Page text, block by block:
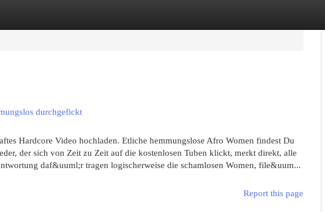
durchgefickt
Hardcore Video hochladen. Etliche hemmungslose Afro Women findest Du
der sich von Zeit zu Zeit auf die kostenlosen Tuben klickt, merkt direkt, alle
daf&uuml;r tragen logischerweise die schamlosen Women, file&uum...
Report this page